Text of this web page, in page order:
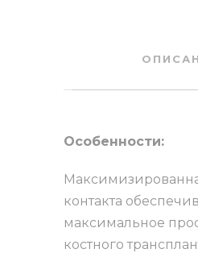
Особенности:
контакта
максимальное
костного